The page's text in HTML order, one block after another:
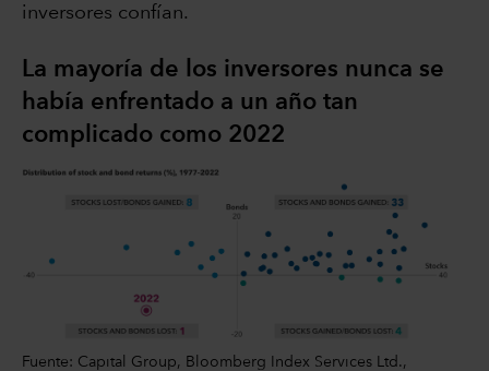
inversores confían.
La mayoría de los inversores nunca se
había enfrentado a un año tan
complicado como 2022
Fuente: Capital Group, Bloomberg Index Services Ltd.,